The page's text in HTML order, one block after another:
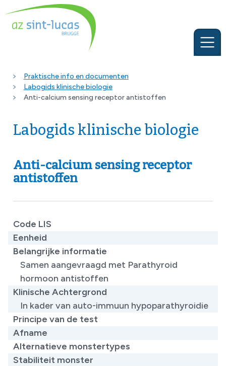
Praktische info en documenten
Labogids klinische biologie
Anti-calcium sensing receptor antistoffen
Labogids klinische biologie
Anti-calcium sensing receptor
antistoffen
Code LIS
Eenheid
Belangrijke informatie
​Samen aangevraagd met Parathyroid
hormoon antistoffen
Klinische Achtergrond
​In kader van auto-immuun hypoparathyroidie
Principe van de test
Afname
Alternatieve monstertypes
Stabiliteit monster